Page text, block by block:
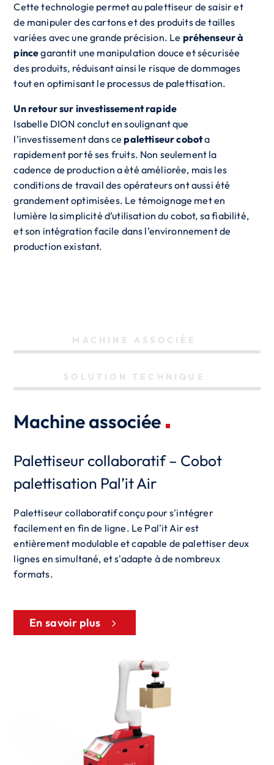
Cette technologie permet au palettiseur de saisir et
de manipuler des cartons et des produits de tailles
variées avec une grande précision. Le préhenseur à
pincegarantit une manipulation douce et sécurisée
des produits, réduisant ainsi le risque de dommages
tout en optimisant le processus de palettisation.
Un retour sur investissement rapide
Isabelle DION conclut en soulignant que
l’investissement dans cepalettiseur cobota
rapidement porté ses fruits. Non seulement la
cadence de production a été améliorée, mais les
conditions de travail des opérateurs ont aussi été
grandement optimisées. Le témoignage met en
lumière la simplicité d’utilisation du cobot, sa fiabilité,
et son intégration facile dans l’environnement de
production existant.
MACHINE ASSOCIÉE
SOLUTION TECHNIQUE
Machine associée
Palettiseur collaboratif – Cobot
palettisation Pal’it Air
Palettiseur collaboratif conçu pour s'intégrer
facilement en fin de ligne. Le Pal'it Air est
entièrement modulable et capable de palettiser deux
lignes en simultané, et s'adapte à de nombreux
formats.
En savoir plus